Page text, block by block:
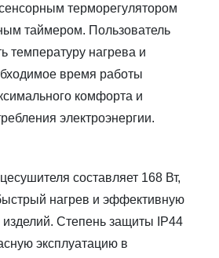
терморегулятором
таймером. Пользователь
температуру нагрева и
время работы
комфорта и
электроэнергии.
составляет 168 Вт,
нагрев и эффективную
изделий. Степень защиты IP44
эксплуатацию в